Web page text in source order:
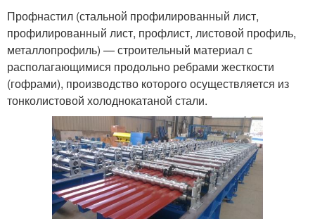
Профнастил (стальной профилированный лист,
профилированный лист, профлист, листовой профиль,
металлопрофиль) — строительный материал с
располагающимися продольно ребрами жесткости
(гофрами), производство которого осуществляется из
тонколистовой холоднокатаной стали.